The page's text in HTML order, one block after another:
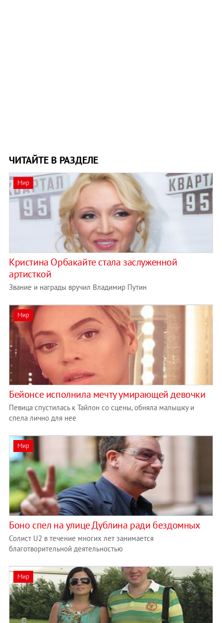
ЧИТАЙТЕ В РАЗДЕЛЕ
Мир
Кристина Орбакайте стала заслуженной
артисткой
Звание и награды вручил Владимир Путин
Мир
Бейонсе исполнила мечту умирающей девочки
Певица спустилась к Тайлон со сцены, обняла малышку и
спела лично для нее
Мир
Боно спел на улице Дублина ради бездомных
Солист U2 в течение многих лет занимается
благотворительной деятельностью
Мир